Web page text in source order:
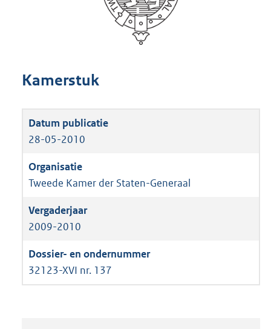
Kamerstuk
28-05-2010
Tweede Kamer der Staten-Generaal
2009-2010
32123-XVI nr. 137